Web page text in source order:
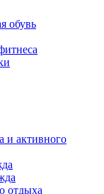
обувь
и активного
отдыха